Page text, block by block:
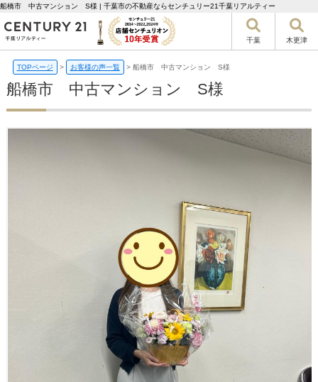
船橋市 中古マンション S様 | 千葉市の不動産ならセンチュリー21千葉リアルティー
千葉 木更津
TOPページ > お客様の声一覧 > 船橋市 中古マンション S様
船橋市 中古マンション S様